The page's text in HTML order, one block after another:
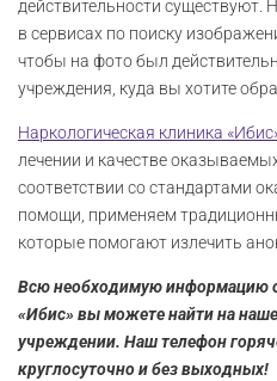
действительности существуют.
в сервисах по поиску
чтобы на фото был
учреждения, куда вы хотите
Наркологическая клиника
лечении и качестве
соответствии со стандартами
помощи, применяем
которые помогают излечить
Всю необходимую информацию
«Ибис» вы можете найти на
учреждении. Наш телефон
круглосуточно и без выходных!